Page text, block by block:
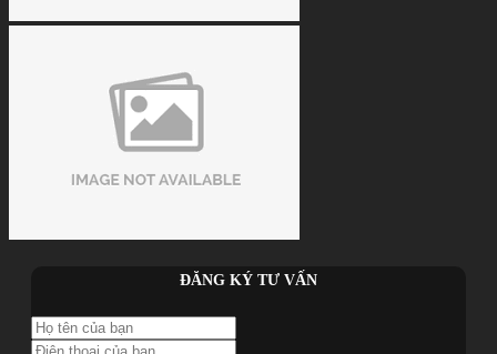
ĐĂNG KÝ TƯ VẤN